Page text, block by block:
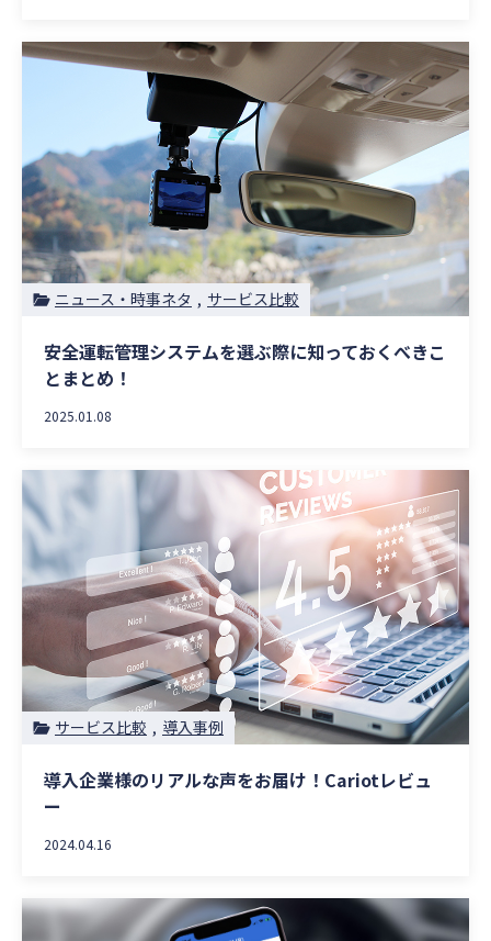
ニュース・時事ネタ サービス比較
安全運転管理システムを選ぶ際に知っておくべきこ
とまとめ！
2025.01.08
サービス比較 導入事例
導入企業様のリアルな声をお届け！Cariotレビュ
ー
2024.04.16